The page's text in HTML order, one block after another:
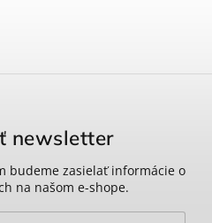
newsletter
budeme zasielať informácie o
na našom e-shope.